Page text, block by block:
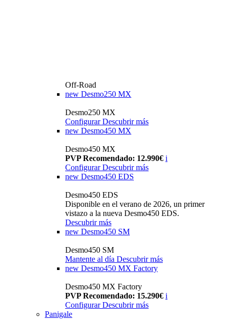
Off-Road
new Desmo250 MX
Desmo250 MX
Configurar Descubrir más
new Desmo450 MX
Desmo450 MX
PVP Recomendado: 12.990€ i
Configurar Descubrir más
new Desmo450 EDS
Desmo450 EDS
Disponible en el verano de 2026, un primer
vistazo a la nueva Desmo450 EDS.
Descubrir más
new Desmo450 SM
Desmo450 SM
Mantente al día Descubrir más
new Desmo450 MX Factory
Desmo450 MX Factory
PVP Recomendado: 15.290€ i
Configurar Descubrir más
Panigale